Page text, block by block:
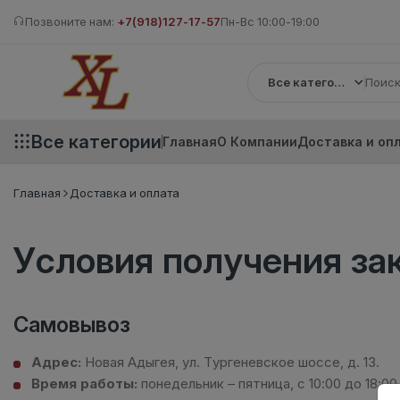
Позвоните нам: +7(918)127-17-57Пн-Вс 10:00-19:00
Все категории
Все категорииГлавнаяО КомпанииДоставка и
Главная Доставка и оплата
Условия получения
Самовывоз
Адрес: Новая Адыгея, ул. Тургеневское шоссе, д. 13.
Время работы: понедельник – пятница, с 10:00 до 18:00.